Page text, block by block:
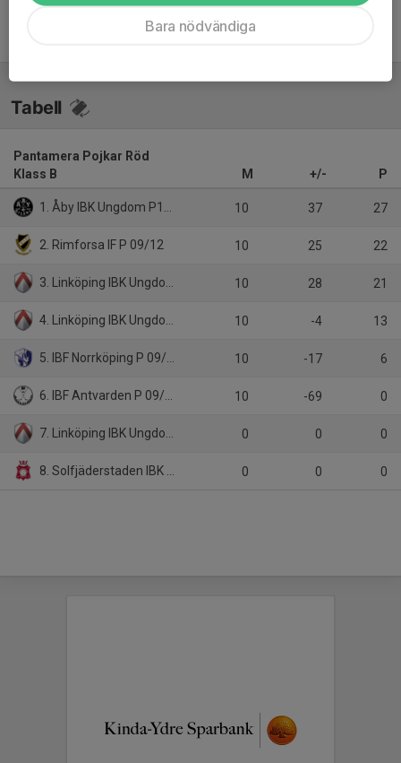
Tabell
Pantamera Pojkar Röd
Klass B
M +/- P
1. Åby IBK Ungdom P10/11 Vit 10 37 27
2. Rimforsa IF P 09/12 10 25 22
3. Linköping IBK Ungdom P 10 Ledberg Vit 10 28 21
4. Linköping IBK Ungdom P 10/11 Svart 10 -4 13
5. IBF Norrköping P 09/11 10 -17 6
6. IBF Antvarden P 09/11 10 -69 0
7. Linköping IBK Ungdom P 16 Vit 0 0 0
8. Solfjäderstaden IBK P Röd B 0 0 0
Bara nödvändiga